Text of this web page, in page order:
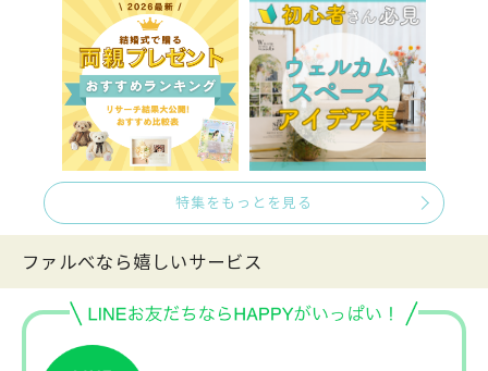
特集をもっとを見る
ファルべなら嬉しいサービス